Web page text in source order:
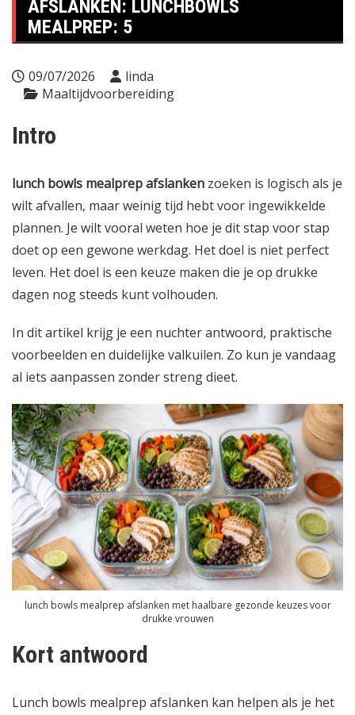
AFSLANKEN: LUNCHBOWLS
MEALPREP: 5
09/07/2026
linda
Maaltijdvoorbereiding
Intro
lunch bowls mealprep afslanken zoeken is logisch als je
wilt afvallen, maar weinig tijd hebt voor ingewikkelde
plannen. Je wilt vooral weten hoe je dit stap voor stap
doet op een gewone werkdag. Het doel is niet perfect
leven. Het doel is een keuze maken die je op drukke
dagen nog steeds kunt volhouden.
In dit artikel krijg je een nuchter antwoord, praktische
voorbeelden en duidelijke valkuilen. Zo kun je vandaag
al iets aanpassen zonder streng dieet.
lunch bowls mealprep afslanken met haalbare gezonde keuzes voor
drukke vrouwen
Kort antwoord
Lunch bowls mealprep afslanken kan helpen als je het